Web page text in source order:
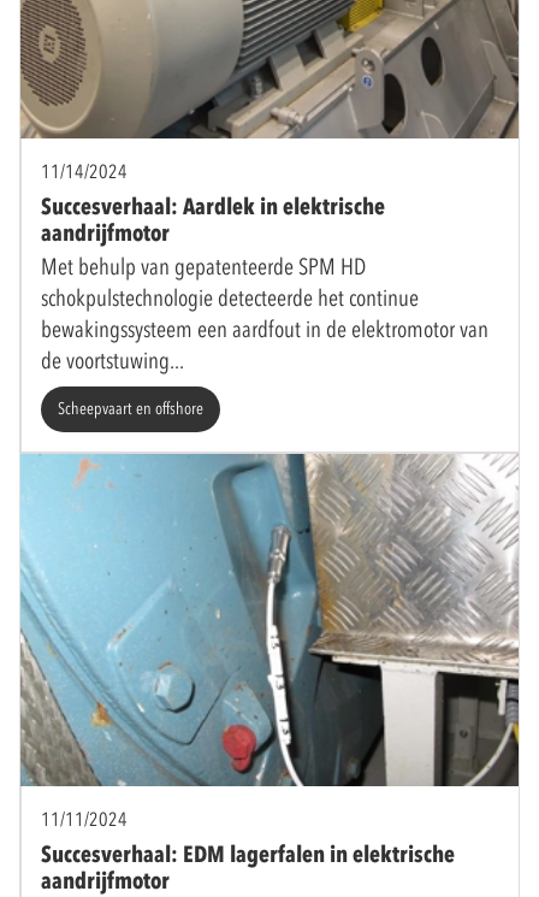
11/14/2024
Succesverhaal: Aardlek in elektrische
aandrijfmotor
Met behulp van gepatenteerde SPM HD
schokpulstechnologie detecteerde het continue
bewakingssysteem een aardfout in de elektromotor van
de voortstuwing
Scheepvaart en offshore
11/11/2024
Succesverhaal: EDM lagerfalen in elektrische
aandrijfmotor